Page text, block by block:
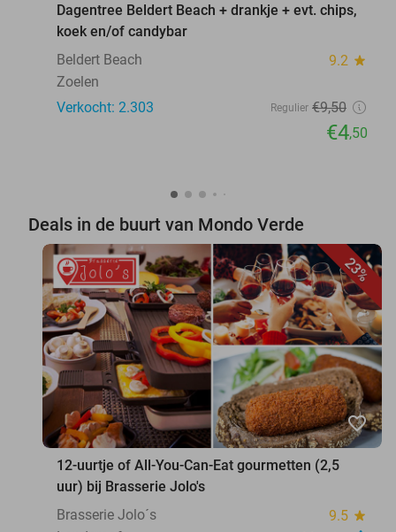
Dagentree Beldert Beach + drankje + evt. chips,
koek en/of candybar
Beldert Beach
9.2 star
Zoelen
Verkocht: 2.303
Regulier €9,50
€4,50
Deals in de buurt van Mondo Verde
23%
favorite_border
12-uurtje of All-You-Can-Eat gourmetten (2,5
uur) bij Brasserie Jolo's
Brasserie Jolo´s
9.5 star